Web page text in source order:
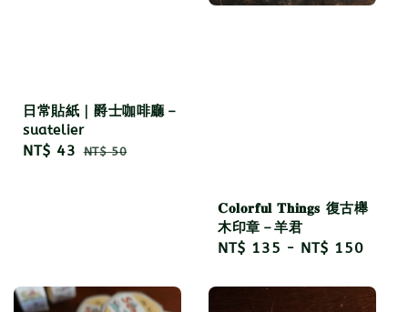
日常貼紙｜爵士咖啡廳－
suatelier
Sale
NT$ 43 Regular
NT$ 50
𝐂𝐨𝐥𝐨𝐫𝐟𝐮𝐥 𝐓𝐡𝐢𝐧𝐠𝐬 復古櫸
木印章－羊君
Regular
NT$ 135 - NT$ 150